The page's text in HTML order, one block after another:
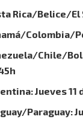
Rica/Belice/El
Colombia/
Chile/
Jueves 11
Paraguay: